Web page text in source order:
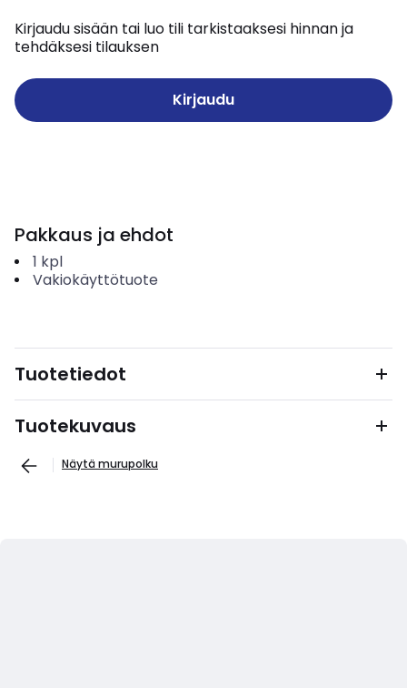
Kirjaudu sisään tai luo tili tarkistaaksesi hinnan ja
tehdäksesi tilauksen
Kirjaudu
Pakkaus ja ehdot
1 kpl
Vakiokäyttötuote
Tuotetiedot
Tuotekuvaus
Näytä murupolku